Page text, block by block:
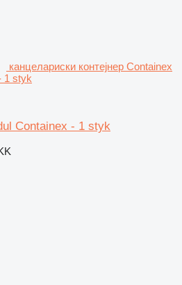
канцелариски контејнер Containex
1 styk
Containex - 1 styk